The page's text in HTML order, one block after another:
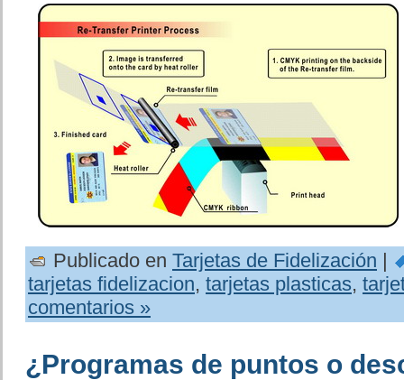
Publicado en Tarjetas de Fidelización
tarjetas fidelizacion, tarjetas plasticas,
comentarios »
¿Programas de puntos o